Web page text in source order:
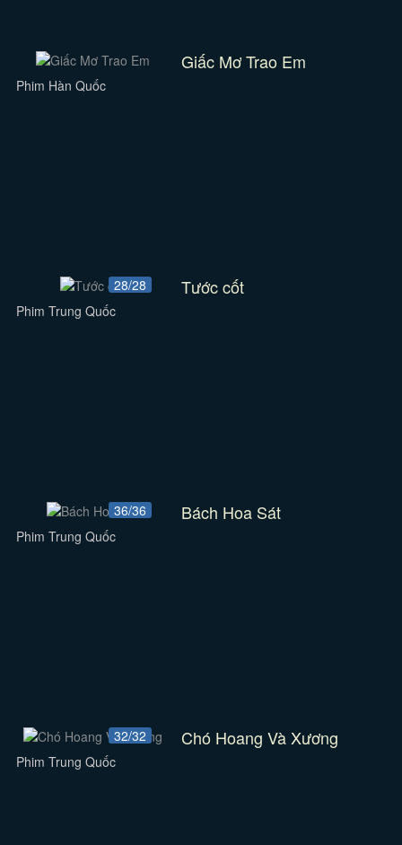
Giấc Mơ Trao Em
Phim Hàn Quốc
28/28 Tước cốt
Phim Trung Quốc
36/36 Bách Hoa Sát
Phim Trung Quốc
32/32 Chó Hoang Và Xương
Phim Trung Quốc